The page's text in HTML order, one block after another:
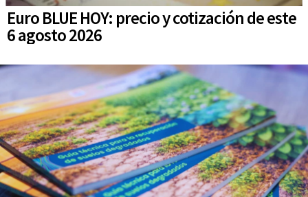
Euro BLUE HOY: precio y cotización de este
6 agosto 2026